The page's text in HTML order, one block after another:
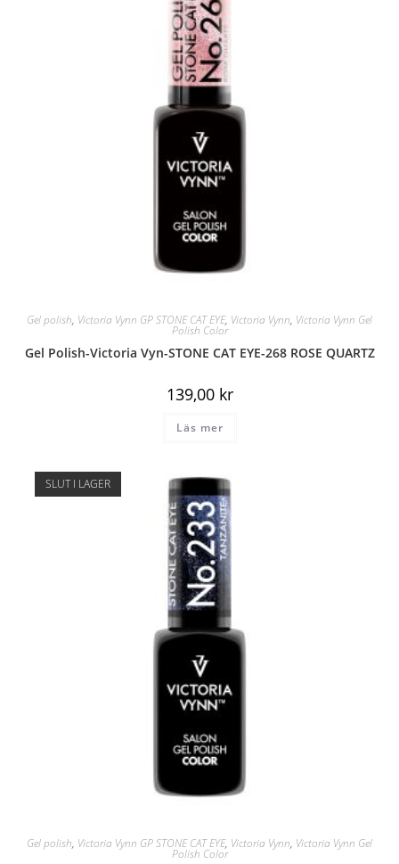
Gel polish, Victoria Vynn GP STONE CAT EYE, Victoria Vynn, Victoria Vynn Gel
Polish Color
Gel Polish-Victoria Vyn-STONE CAT EYE-268 ROSE QUARTZ
139,00 kr
Läs mer
SLUT I LAGER
Gel polish, Victoria Vynn GP STONE CAT EYE, Victoria Vynn, Victoria Vynn Gel
Polish Color